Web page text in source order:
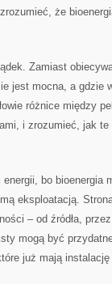
że
Zamiast
jest mocna, a gdzie
różnice między
i zrozumieć, jak te
bo bioenergia
eksploatacją.
– od źródła,
mogą być
już mają